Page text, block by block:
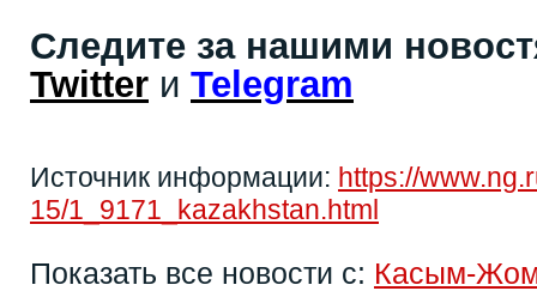
Следите за нашими
Twitter и Telegram
Источник информации: https://
15/1_9171_kazakhstan.html
Показать все новости с: Касым-